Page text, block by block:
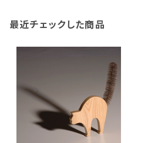
最近チェックした商品